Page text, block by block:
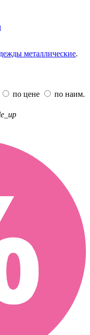
металлические.
по цене
по наим.